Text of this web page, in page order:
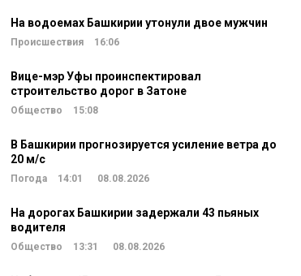
На водоемах Башкирии утонули двое мужчин
Происшествия 16:06
Вице-мэр Уфы проинспектировал
строительство дорог в Затоне
Общество 15:08
В Башкирии прогнозируется усиление ветра до
20 м/c
Погода 14:01 08.08.2026
На дорогах Башкирии задержали 43 пьяных
водителя
Общество 13:31 08.08.2026